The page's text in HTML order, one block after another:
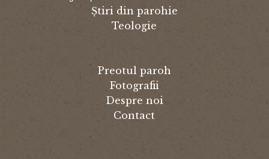
Știri din parohie
Teologie
Preotul paroh
Fotografii
Despre noi
Contact